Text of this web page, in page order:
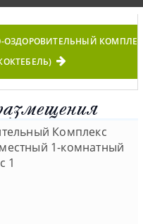
ОЗДОРОВИТЕЛЬНЫЙ